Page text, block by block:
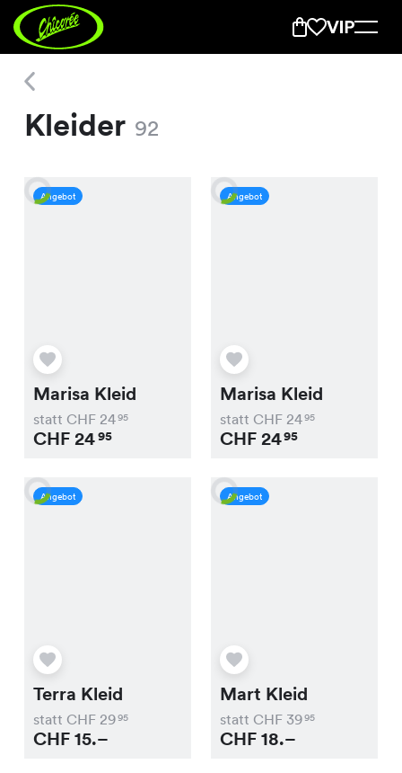
Kleider 92
Angebot
Marisa Kleid
statt CHF 2495
CHF2495
Angebot
Marisa Kleid
statt CHF 2495
CHF2495
Angebot
Terra Kleid
statt CHF 2995
CHF15.–
Angebot
Mart Kleid
statt CHF 3995
CHF18.–